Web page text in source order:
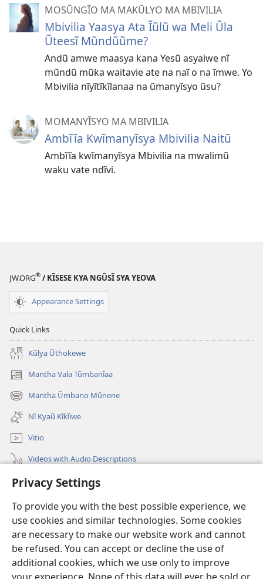
Privacy Settings
To provide you with the best possible experience, we
use cookies and similar technologies. Some cookies
are necessary to make our website work and cannot
be refused. You can accept or decline the use of
additional cookies, which we use only to improve
MOSŨNGĨO MA MAKŨLYO MA MBIVILIA
Mbivilia Yaasya Ata Ĩũlũ wa Meli Ũla
Ũteesĩ Mũndũũme?
Andũ amwe maasya kana Yesũ asyaiwe nĩ
mũndũ mũka waitavie ate na naĩ o na ĩmwe. Yo
Mbivilia nĩyĩtĩkĩlanaa na ũmanyĩsyo ũsu?
MOMANYĨSYO MA MBIVILIA
Ambĩĩa Kwĩmanyĩsya Mbivilia Naitũ
Ambĩĩa kwĩmanyĩsya Mbivilia na mwalimũ
waku vate ndĩvi.
JW.ORG® / KĨSESE KYA NGŨSĨ SYA YEOVA
Appearance Settings
Quick Links
Kũlya Ũthokewe
Mantha Vala Tũmbanĩaa
(opens
new
window)
Mantha Ũmbano Mũnene
(opens
new
window)
Nĩ Kyaũ Kĩkĩiwe
Vitio
Videos with Audio Descriptions
Mantha
Mĩvothi
(opens
new
window)Watchtower LIBRARY INDANETINĨ™
(opens
new
window)JW Hub ®
(opens